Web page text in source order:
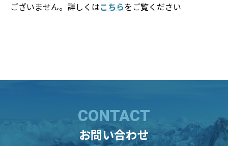
ございません。詳しくはこちらをご覧ください
CONTACT
お問い合わせ